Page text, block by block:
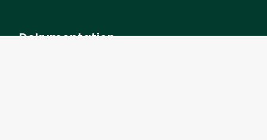
Dokumentation